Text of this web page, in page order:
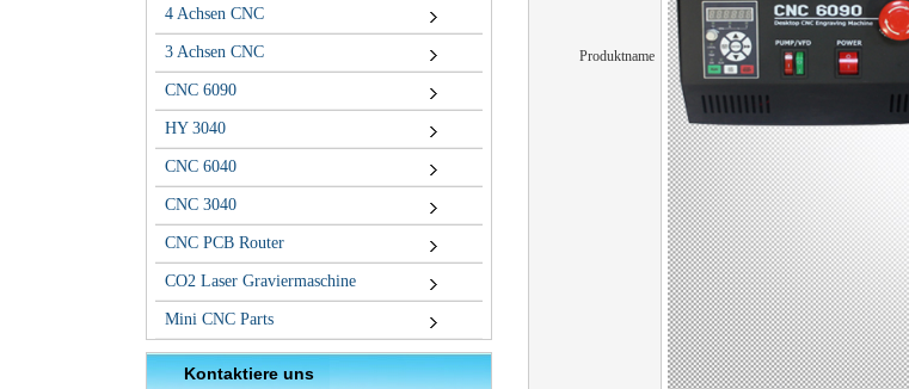
4 Achsen CNC
3 Achsen CNC
CNC 6090
HY 3040
CNC 6040
CNC 3040
CNC PCB Router
CO2 Laser Graviermaschine
Mini CNC Parts
Kontaktiere uns
Produktname